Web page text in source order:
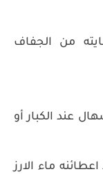
من الجفاف
عند الكبار أو
ماء الارز